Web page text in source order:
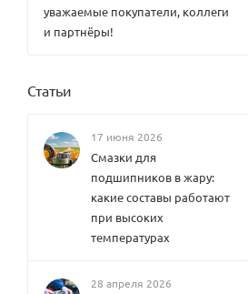
уважаемые покупатели, коллеги
и партнёры!
Статьи
17 июня 2026
Смазки для
подшипников в жару:
какие составы работают
при высоких
температурах
28 апреля 2026